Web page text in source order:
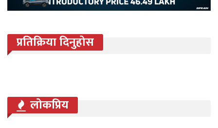
प्रतिक्रिया दिनुहोस
लोकप्रिय